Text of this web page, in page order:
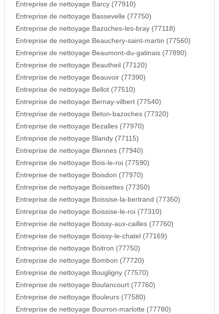
Entreprise de nettoyage Barcy (77910)
Entreprise de nettoyage Bassevelle (77750)
Entreprise de nettoyage Bazoches-les-bray (77118)
Entreprise de nettoyage Beauchery-saint-martin (77560)
Entreprise de nettoyage Beaumont-du-gatinais (77890)
Entreprise de nettoyage Beautheil (77120)
Entreprise de nettoyage Beauvoir (77390)
Entreprise de nettoyage Bellot (77510)
Entreprise de nettoyage Bernay-vilbert (77540)
Entreprise de nettoyage Beton-bazoches (77320)
Entreprise de nettoyage Bezalles (77970)
Entreprise de nettoyage Blandy (77115)
Entreprise de nettoyage Blennes (77940)
Entreprise de nettoyage Bois-le-roi (77590)
Entreprise de nettoyage Boisdon (77970)
Entreprise de nettoyage Boissettes (77350)
Entreprise de nettoyage Boissise-la-bertrand (77350)
Entreprise de nettoyage Boissise-le-roi (77310)
Entreprise de nettoyage Boissy-aux-cailles (77760)
Entreprise de nettoyage Boissy-le-chatel (77169)
Entreprise de nettoyage Boitron (77750)
Entreprise de nettoyage Bombon (77720)
Entreprise de nettoyage Bougligny (77570)
Entreprise de nettoyage Boulancourt (77760)
Entreprise de nettoyage Bouleurs (77580)
Entreprise de nettoyage Bourron-marlotte (77780)